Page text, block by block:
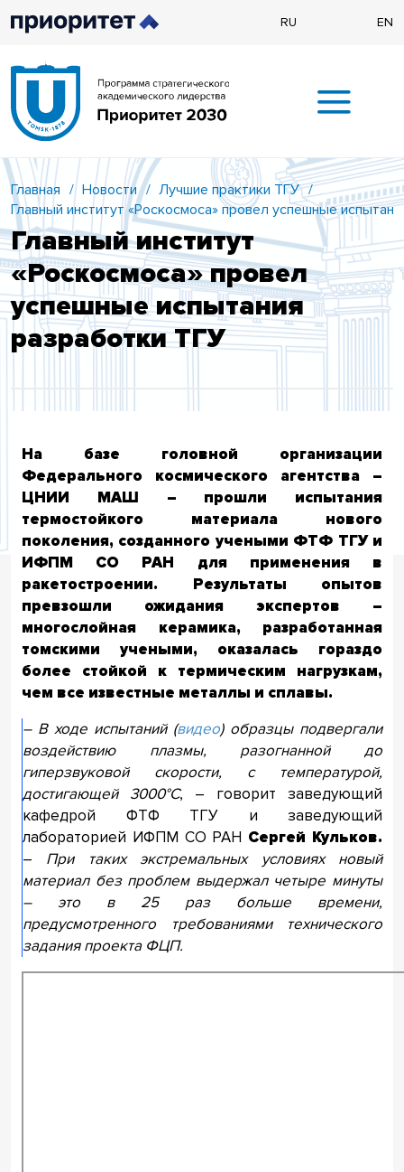
RU EN
Главная / Новости / Лучшие практики ТГУ /
Главный институт «Роскосмоса» провел успешные
Главный институт
«Роскосмоса» провел
успешные испытания
разработки ТГУ
На базе головной организации
Федерального космического агентства –
ЦНИИ МАШ – прошли испытания
термостойкого материала нового
поколения, созданного учеными ФТФ ТГУ и
ИФПМ СО РАН для применения в
ракетостроении. Результаты опытов
превзошли ожидания экспертов –
многослойная керамика, разработанная
томскими учеными, оказалась гораздо
более стойкой к термическим нагрузкам,
чем все известные металлы и сплавы.
– В ходе испытаний (видео) образцы подвергали
воздействию плазмы, разогнанной до
гиперзвуковой скорости, с температурой,
достигающей 3000°С, – говорит заведующий
кафедрой ФТФ ТГУ и заведующий
лабораторией ИФПМ СО РАН Сергей Кульков.
– При таких экстремальных условиях новый
материал без проблем выдержал четыре минуты
– это в 25 раз больше времени,
предусмотренного требованиями технического
задания проекта ФЦП.